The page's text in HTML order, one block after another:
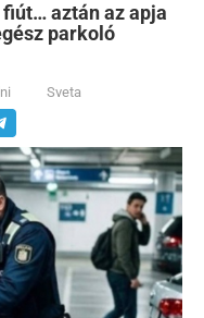
aztán az apja
parkoló
Sveta